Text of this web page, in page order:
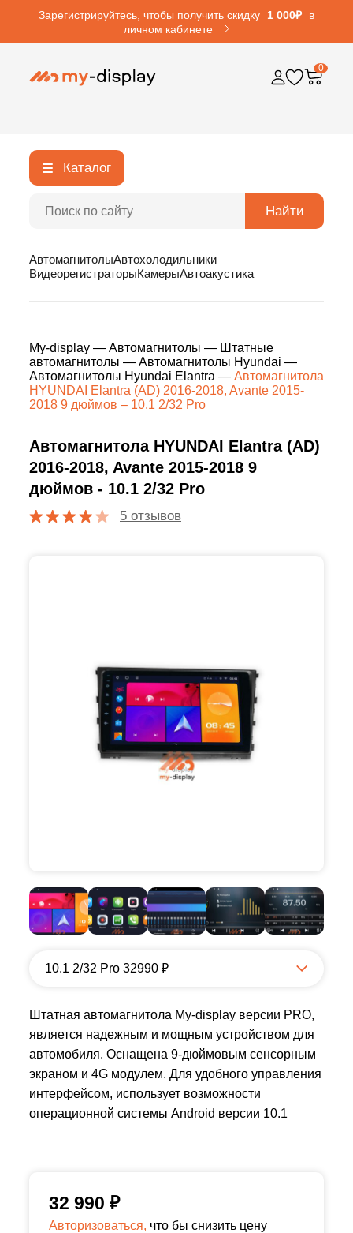
Зарегистрируйтесь, чтобы получить скидку 1 000₽
в
личном кабинете
0
Каталог
Найти
АвтомагнитолыАвтохолодильники
ВидеорегистраторыКамерыАвтоакустика
My-display — Автомагнитолы — Штатные
автомагнитолы — Автомагнитолы Hyundai —
Автомагнитолы Hyundai Elantra — Автомагнитола
HYUNDAI Elantra (AD) 2016-2018, Avante 2015-
2018 9 дюймов – 10.1 2/32 Pro
Автомагнитола HYUNDAI Elantra (AD)
2016-2018, Avante 2015-2018 9
дюймов - 10.1 2/32 Pro
5 отзывов
10.1 2/32 Pro 32990 ₽
Штатная автомагнитола My-display версии PRO,
является надежным и мощным устройством для
автомобиля. Оснащена 9-дюймовым сенсорным
экраном и 4G модулем. Для удобного управления
интерфейсом, использует возможности
операционной системы Android версии 10.1
32 990 ₽
Авторизоваться, что бы снизить цену